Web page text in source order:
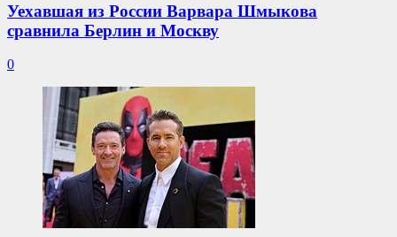
Уехавшая из России Варвара Шмыкова
сравнила Берлин и Москву
0